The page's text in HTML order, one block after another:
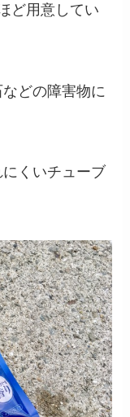
ど用意してい
などの障害物に
くいチューブ